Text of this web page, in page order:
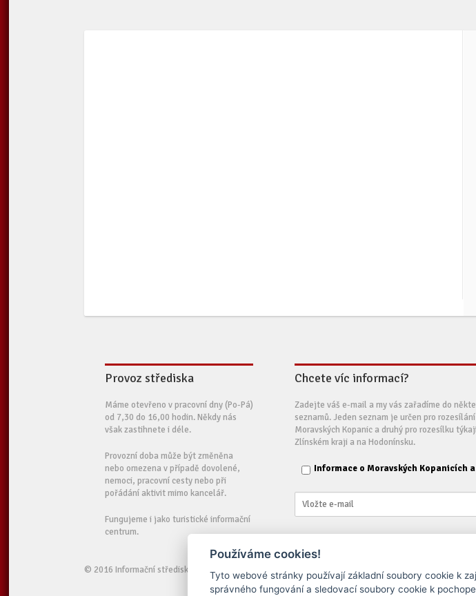
Provoz střediska
Máme otevřeno v pracovní dny (Po-Pá)
od 7,30 do 16,00 hodin. Někdy nás
však zastihnete i déle.
Provozní doba může být změněna
nebo omezena v případě dovolené,
nemoci, pracovní cesty nebo při
pořádání aktivit mimo kancelář.
Fungujeme i jako turistické informační
centrum.
Chcete víc informací?
Zadejte váš e-mail a my vás zařadíme do
seznamů. Jeden seznam je určen pro
Moravských Kopanic a druhý pro rozesílku
Zlínském kraji a na Hodonínsku.
Informace o Moravských Kopanicích
© 2016 Informační středisko pro rozvoj Moravských Kopanic, o.p.s. - Všechna práva vyhrazena
Používáme cookies!
Tyto webové stránky používají základní soubory cookie k
správného fungování a sledovací soubory cookie k